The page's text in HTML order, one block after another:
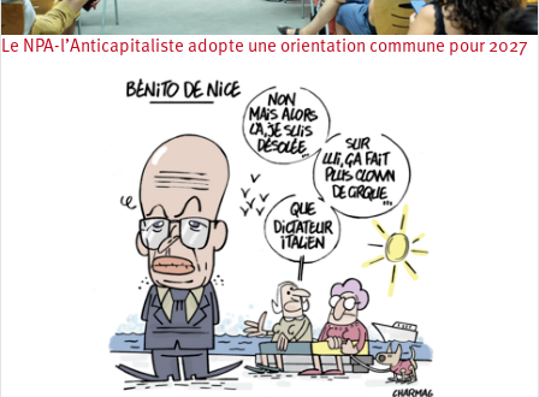
Le NPA-l’Anticapitaliste adopte une orientation commune pour 2027